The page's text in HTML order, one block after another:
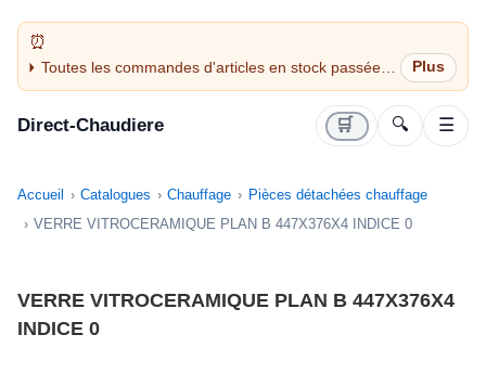
Toutes les commandes d'articles en stock passées
avant 14H sont expédiées le jour même (jours
Direct-Chaudiere 🛒 🔍 ☰
Accueil Catalogues Chauffage
Pièces détachées chauffage
VERRE VITROCERAMIQUE PLAN B 447X376X4 INDICE 0
VERRE VITROCERAMIQUE PLAN B 447X376X4
INDICE 0